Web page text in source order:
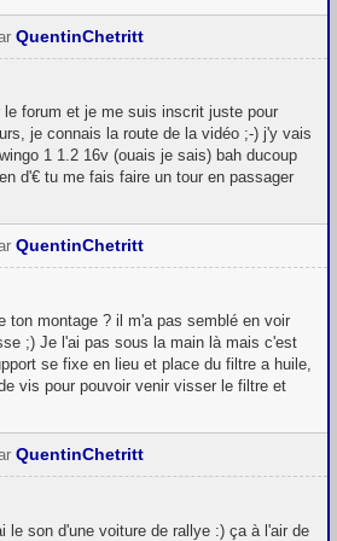
QuentinChetritt
forum et je me suis inscrit juste pour
je connais la route de la vidéo ;-) j'y vais
1 1.2 16v (ouais je sais) bah ducoup
d'€ tu me fais faire un tour en passager
QuentinChetritt
ton montage ? il m'a pas semblé en voir
;) Je l'ai pas sous la main là mais c'est
se fixe en lieu et place du filtre a huile,
vis pour pouvoir venir visser le filtre et
QuentinChetritt
le son d'une voiture de rallye :) ça à l'air de